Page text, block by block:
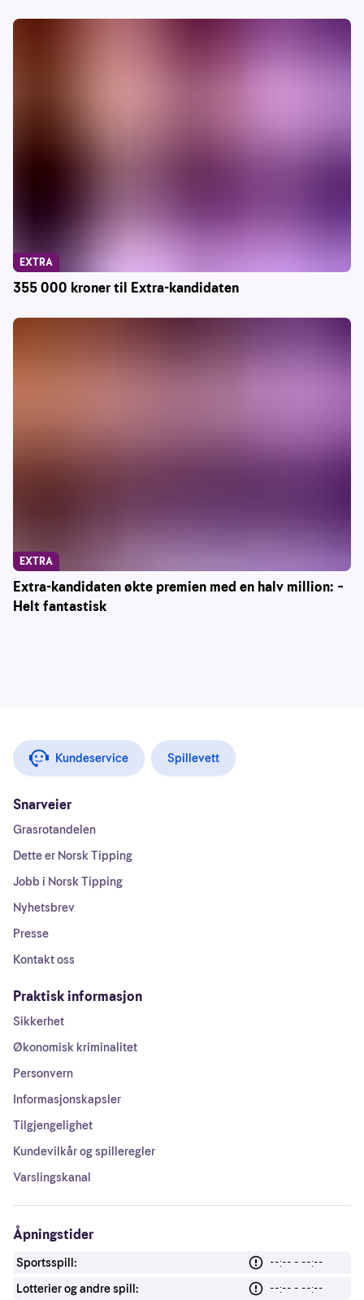
355 000 kroner til Extra-kandidaten
EXTRA
Extra-kandidaten økte premien med en halv million: –
Helt fantastisk
EXTRA
Kundeservice Spillevett
Snarveier
Grasrotandelen
Dette er Norsk Tipping
Jobb i Norsk Tipping
Nyhetsbrev
Presse
Kontakt oss
Praktisk informasjon
Sikkerhet
Økonomisk kriminalitet
Personvern
Informasjonskapsler
Tilgjengelighet
Kundevilkår og spilleregler
Varslingskanal
Åpningstider
Sportsspill:
--:-- - --:--
Lotterier og andre spill:
--:-- - --:--